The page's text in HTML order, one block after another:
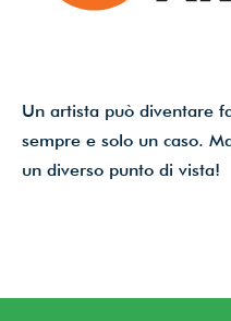
Un artista può diventare
sempre e solo un caso.
un diverso punto di vista!